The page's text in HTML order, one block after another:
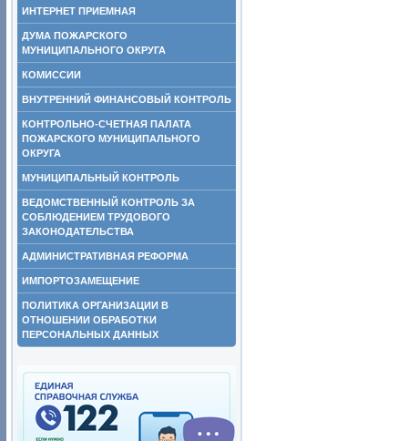
ИНТЕРНЕТ ПРИЕМНАЯ
ДУМА ПОЖАРСКОГО
МУНИЦИПАЛЬНОГО ОКРУГА
КОМИССИИ
ВНУТРЕННИЙ ФИНАНСОВЫЙ КОНТРОЛЬ
КОНТРОЛЬНО-СЧЕТНАЯ ПАЛАТА
ПОЖАРСКОГО МУНИЦИПАЛЬНОГО
ОКРУГА
МУНИЦИПАЛЬНЫЙ КОНТРОЛЬ
ВЕДОМСТВЕННЫЙ КОНТРОЛЬ ЗА
СОБЛЮДЕНИЕМ ТРУДОВОГО
ЗАКОНОДАТЕЛЬСТВА
АДМИНИСТРАТИВНАЯ РЕФОРМА
ИМПОРТОЗАМЕЩЕНИЕ
ПОЛИТИКА ОРГАНИЗАЦИИ В
ОТНОШЕНИИ ОБРАБОТКИ
ПЕРСОНАЛЬНЫХ ДАННЫХ